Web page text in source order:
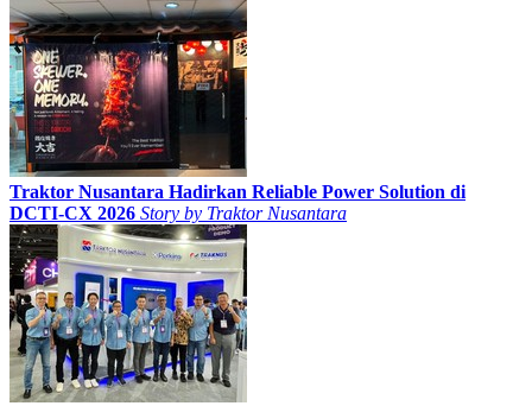
Traktor Nusantara Hadirkan Reliable Power Solution di
DCTI-CX 2026 Story by Traktor Nusantara